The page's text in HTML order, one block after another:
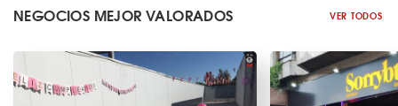
NEGOCIOS MEJOR VALORADOS VER TODOS